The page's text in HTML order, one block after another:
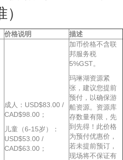
价格说明 描述
成人：USD$83.00 /
CAD$98.00；
儿童（6-15岁）：
USD$53.00 /
CAD$63.00；
加币价格不含联
邦服务税
5%GST。
玛琳湖资源紧
张，建议您提前
预付，以确保游
船资源。资源库
存数量有限，先
到先得！此价格
为预付优惠价，
若未提前预订，
现场将不保证有